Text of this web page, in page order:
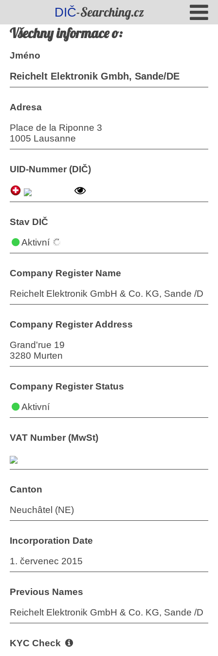
DIČ-Searching.cz
Všechny informace o:
Jméno
Reichelt Elektronik Gmbh, Sande/DE
Adresa
Place de la Riponne 3
1005 Lausanne
UID-Nummer (DIČ)
Stav DIČ
Aktivní
Company Register Name
Reichelt Elektronik GmbH & Co. KG, Sande /D
Company Register Address
Grand'rue 19
3280 Murten
Company Register Status
Aktivní
VAT Number (MwSt)
Canton
Neuchâtel (NE)
Incorporation Date
1. červenec 2015
Previous Names
Reichelt Elektronik GmbH & Co. KG, Sande /D
KYC Check